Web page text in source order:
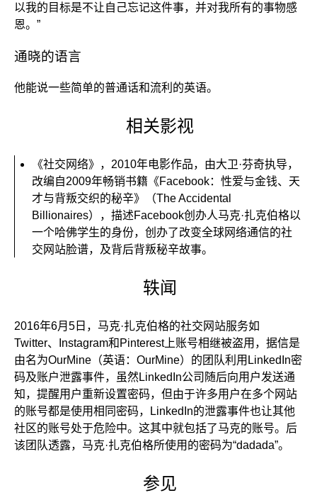
以我的目标是不让自己忘记这件事，并对我所有的事物感
恩。”
通晓的语言
他能说一些简单的普通话和流利的英语。
相关影视
《社交网络》，2010年电影作品，由大卫·芬奇执导，
改编自2009年畅销书籍《Facebook：性爱与金钱、天
才与背叛交织的秘辛》（The Accidental
Billionaires），描述Facebook创办人马克·扎克伯格以
一个哈佛学生的身份，创办了改变全球网络通信的社
交网站脸谱，及背后背叛秘辛故事。
轶闻
2016年6月5日，马克·扎克伯格的社交网站服务如
Twitter、Instagram和Pinterest上账号相继被盗用，据信是
由名为OurMine（英语：OurMine）的团队利用LinkedIn密
码及账户泄露事件，虽然LinkedIn公司随后向用户发送通
知，提醒用户重新设置密码，但由于许多用户在多个网站
的账号都是使用相同密码，LinkedIn的泄露事件也让其他
社区的账号处于危险中。这其中就包括了马克的账号。后
该团队透露，马克·扎克伯格所使用的密码为“dadada”。
参见